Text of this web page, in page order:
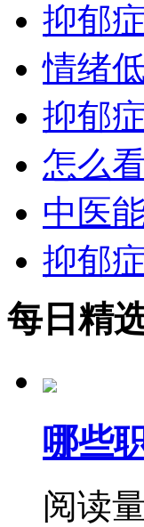
抑郁
情绪
抑郁
怎么
中医
抑郁
每日精
哪些
阅读